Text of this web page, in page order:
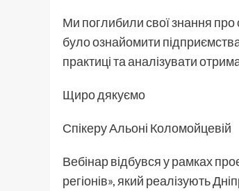
Ми поглибили свої знання про
було ознайомити
практиці та аналізувати
Щиро дякуємо
Спікеру Альоні Коломойцевій
Вебінар відбувся у рамках
регіонів», який реалізують